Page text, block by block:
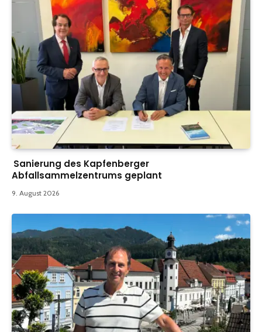
Sanierung des Kapfenberger
Abfallsammelzentrums geplant
9. August 2026